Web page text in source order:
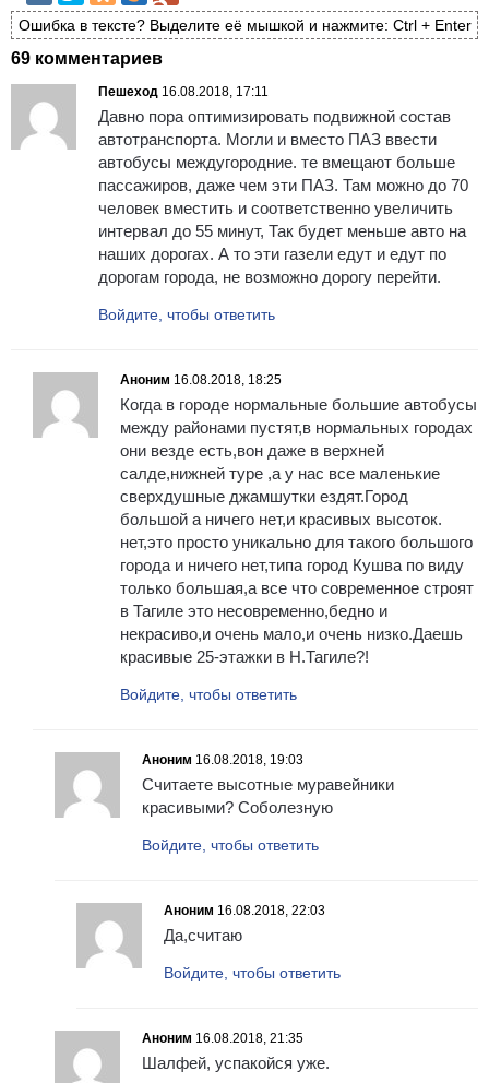
Ошибка в тексте? Выделите её мышкой и нажмите: Ctrl + Enter
69 комментариев
Пешеход 16.08.2018, 17:11
Давно пора оптимизировать подвижной состав
автотранспорта. Могли и вместо ПАЗ ввести
автобусы междугородние. те вмещают больше
пассажиров, даже чем эти ПАЗ. Там можно до 70
человек вместить и соответственно увеличить
интервал до 55 минут, Так будет меньше авто на
наших дорогах. А то эти газели едут и едут по
дорогам города, не возможно дорогу перейти.
Войдите, чтобы ответить
Аноним 16.08.2018, 18:25
Когда в городе нормальные большие автобусы
между районами пустят,в нормальных городах
они везде есть,вон даже в верхней
салде,нижней туре ,а у нас все маленькие
сверхдушные джамшутки ездят.Город
большой а ничего нет,и красивых высоток.
нет,это просто уникально для такого большого
города и ничего нет,типа город Кушва по виду
только большая,а все что современное строят
в Тагиле это несовременно,бедно и
некрасиво,и очень мало,и очень низко.Даешь
красивые 25-этажки в Н.Тагиле?!
Войдите, чтобы ответить
Аноним 16.08.2018, 19:03
Считаете высотные муравейники
красивыми? Соболезную
Войдите, чтобы ответить
Аноним 16.08.2018, 22:03
Да,считаю
Войдите, чтобы ответить
Аноним 16.08.2018, 21:35
Шалфей, успакойся уже.